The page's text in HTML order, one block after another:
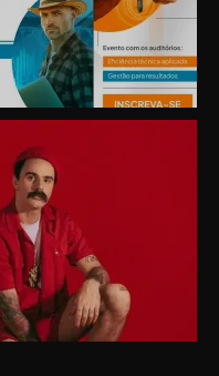
projeto “Experiência Rio”
10 anos com show